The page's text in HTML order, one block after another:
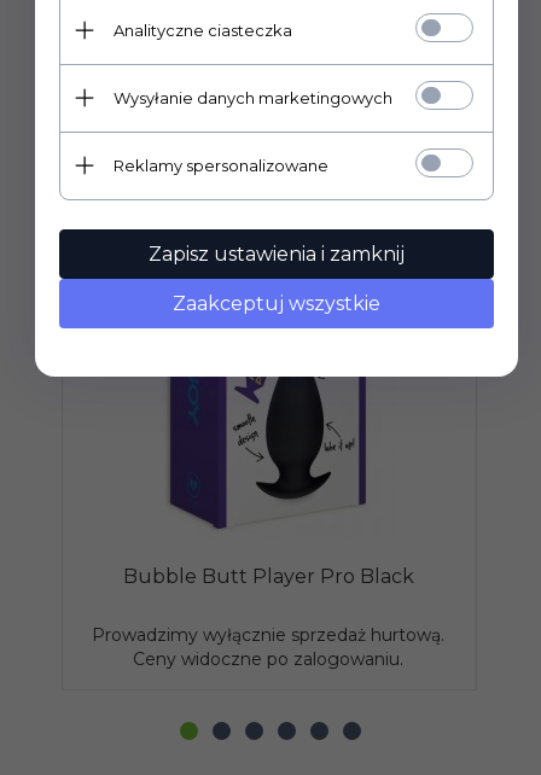
POLECAMY
Bubble Butt Player Pro Black
Prowadzimy wyłącznie sprzedaż hurtową.
Ceny widoczne po zalogowaniu.
Analityczne ciasteczka
Wysyłanie danych marketingowych
Reklamy spersonalizowane
Zapisz ustawienia i zamknij
Zaakceptuj wszystkie